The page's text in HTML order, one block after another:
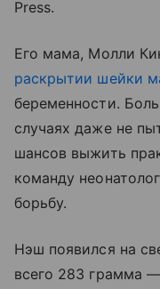
Press.
Его мама, Молли
раскрытии шейки
беременности.
случаях даже не
шансов выжить
команду
борьбу.
Нэш появился на
всего 283 грамма